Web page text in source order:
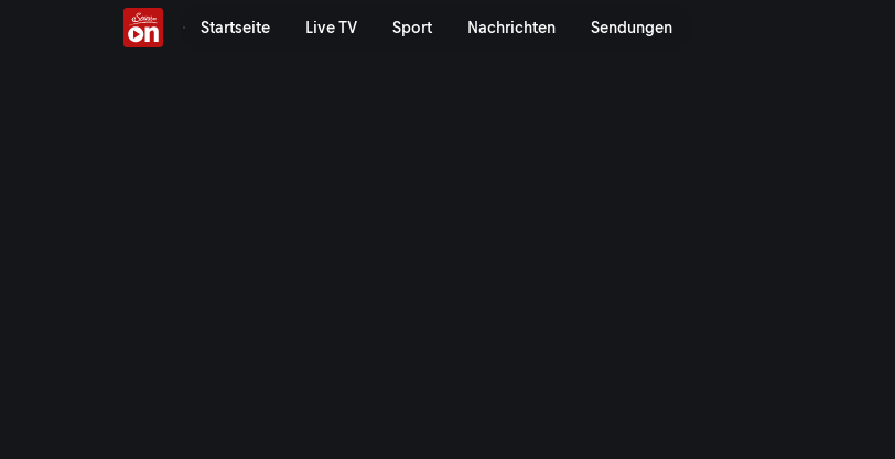
Startseite Live TV Sport Nachrichten Sendungen